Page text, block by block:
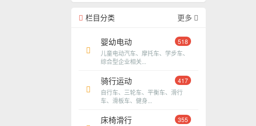
栏目分类 更多
婴幼电动
518
儿童电动汽车、摩托车、学步车、
综合型企业相关...
骑行运动
417
自行车、三轮车、平衡车、滑行
车、滑板车、健身...
床椅滑行
355